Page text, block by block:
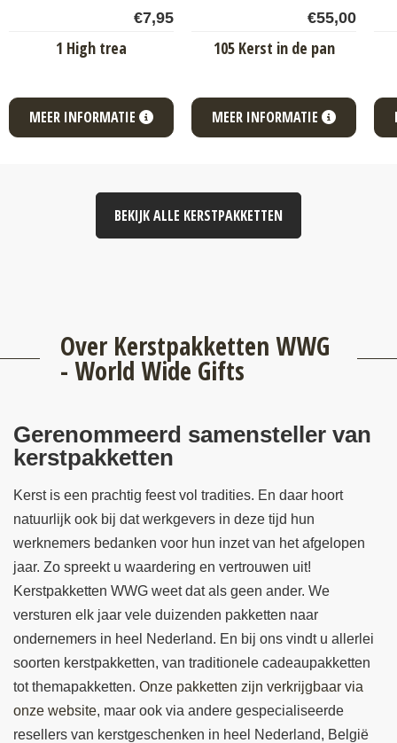
€7,95
1 High trea
MEER INFORMATIE
€55,00
105 Kerst in de pan
MEER INFORMATIE
BEKIJK ALLE KERSTPAKKETTEN
Over Kerstpakketten WWG
- World Wide Gifts
Gerenommeerd samensteller van
kerstpakketten
Kerst is een prachtig feest vol tradities. En daar hoort
natuurlijk ook bij dat werkgevers in deze tijd hun
werknemers bedanken voor hun inzet van het afgelopen
jaar. Zo spreekt u waardering en vertrouwen uit!
Kerstpakketten WWG weet dat als geen ander. We
versturen elk jaar vele duizenden pakketten naar
ondernemers in heel Nederland. En bij ons vindt u allerlei
soorten kerstpakketten, van traditionele cadeaupakketten
tot themapakketten. Onze pakketten zijn verkrijgbaar via
onze website, maar ook via andere gespecialiseerde
resellers van kerstgeschenken in heel Nederland, België